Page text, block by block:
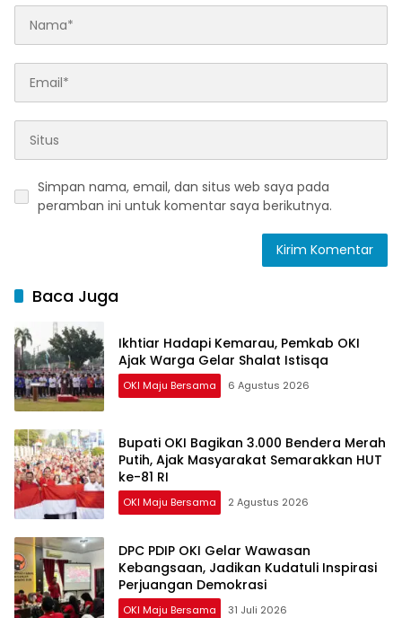
Simpan nama, email, dan situs web saya pada
peramban ini untuk komentar saya berikutnya.
Baca Juga
Ikhtiar Hadapi Kemarau, Pemkab OKI
Ajak Warga Gelar Shalat Istisqa
OKI Maju Bersama 6 Agustus 2026
Bupati OKI Bagikan 3.000 Bendera Merah
Putih, Ajak Masyarakat Semarakkan HUT
ke-81 RI
OKI Maju Bersama 2 Agustus 2026
DPC PDIP OKI Gelar Wawasan
Kebangsaan, Jadikan Kudatuli Inspirasi
Perjuangan Demokrasi
OKI Maju Bersama 31 Juli 2026